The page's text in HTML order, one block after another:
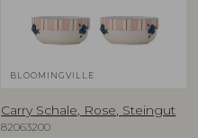
BLOOMINGVILLE
Carry Schale, Rose, Steingut
82063200